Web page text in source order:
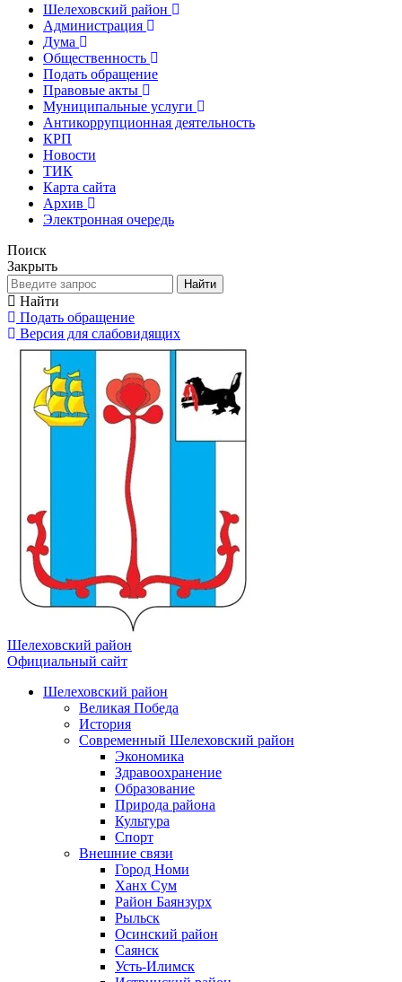
Шелеховский район
Администрация
Дума
Общественность
Подать обращение
Правовые акты
Муниципальные услуги
Антикоррупционная деятельность
КРП
Новости
ТИК
Карта сайта
Архив
Электронная очередь
Поиск
Закрыть
Найти
Найти
Подать обращение
Версия для слабовидящих
Шелеховский район
Официальный сайт
Шелеховский район
Великая Победа
История
Современный Шелеховский район
Экономика
Здравоохранение
Образование
Природа района
Культура
Спорт
Внешние связи
Город Номи
Ханх Сум
Район Баянзурх
Рыльск
Осинский район
Саянск
Усть-Илимск